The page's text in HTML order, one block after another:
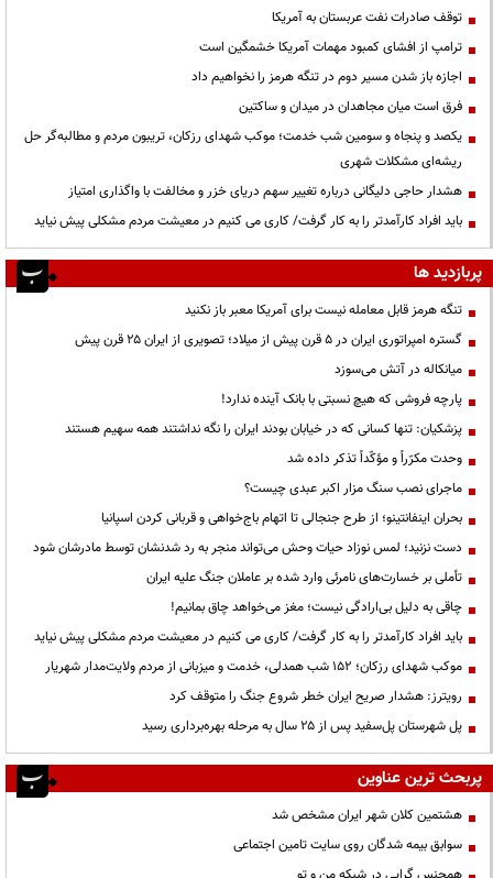
توقف صادرات نفت عربستان به آمریکا
ترامپ از افشای کمبود مهمات آمریکا خشمگین است
اجازه باز شدن مسیر دوم در تنگه هرمز را نخواهیم داد
فرق است میان مجاهدان در میدان و ساکتین
یکصد و پنجاه و سومین شب خدمت؛ موکب شهدای رزکان، تریبون مردم و مطالبه‌گر حل
ریشه‌ای مشکلات شهری
هشدار حاجی دلیگانی درباره تغییر سهم دریای خزر و مخالفت با واگذاری امتیاز
باید افراد کارآمدتر را به کار گرفت/ کاری می کنیم در معیشت مردم مشکلی پیش نیاید
پربازدید ها
تنگه هرمز قابل معامله نیست برای آمریکا معبر باز نکنید
گستره امپراتوری ایران در ۵ قرن پیش از میلاد؛ تصویری از ایران ۲۵ قرن پیش
میانکاله در آتش می‌سوزد
پارچه فروشی که هیچ نسبتی با بانک آینده ندارد!
پزشکیان: تنها کسانی که در خیابان بودند ایران را نگه نداشتند همه سهیم هستند
وحدت مکرّراً و مؤکّداً تذکر داده شد
ماجرای نصب سنگ مزار اکبر عبدی چیست؟
بحران اینفانتینو؛ از طرح جنجالی تا اتهام باج‌خواهی و قربانی کردن اسپانیا
دست نزنید؛ لمس نوزاد حیات وحش می‌تواند منجر به رد شدنشان توسط مادرشان شود
تأملی بر خسارت‌های نامرئی وارد شده بر عاملان جنگ علیه ایران
چاقی به دلیل بی‌ارادگی نیست؛ مغز می‌خواهد چاق بمانیم!
باید افراد کارآمدتر را به کار گرفت/ کاری می کنیم در معیشت مردم مشکلی پیش نیاید
موکب شهدای رزکان؛ ۱۵۲ شب همدلی، خدمت و میزبانی از مردم ولایت‌مدار شهریار
رویترز: هشدار صریح ایران خطر شروع جنگ را متوقف کرد
پل شهرستان پل‌سفید پس از ۲۵ سال به مرحله بهره‌برداری رسید
پربحث ترین عناوین
هشتمین کلان شهر ایران مشخص شد
سوابق بیمه شدگان روی سایت تامین اجتماعی